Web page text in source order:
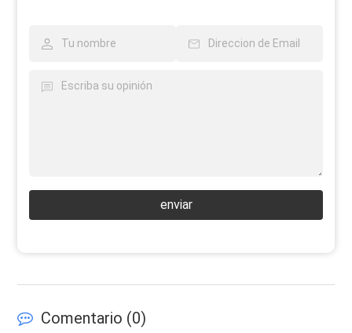
enviar
Comentario (0)